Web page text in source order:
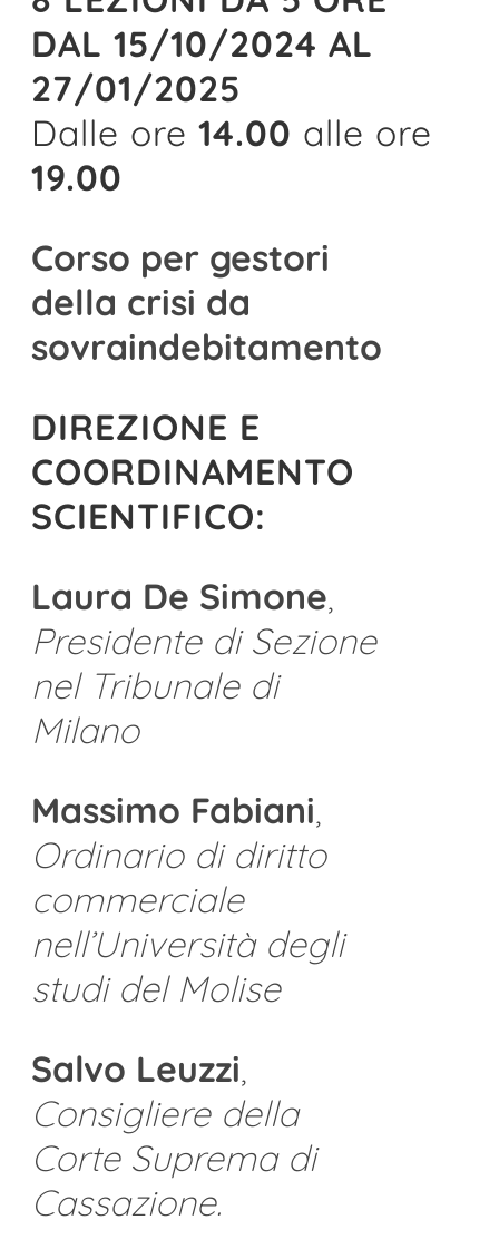
DAL 15/10/2024 AL
27/01/2025
Dalle ore 14.00 alle ore
19.00
Corso per gestori
della crisi da
sovraindebitamento
DIREZIONE E
COORDINAMENTO
SCIENTIFICO:
Laura De Simone,
Presidente di Sezione
nel Tribunale di
Milano
Massimo Fabiani,
Ordinario di diritto
commerciale
nell’Università degli
studi del Molise
Salvo Leuzzi,
Consigliere della
Corte Suprema di
Cassazione.